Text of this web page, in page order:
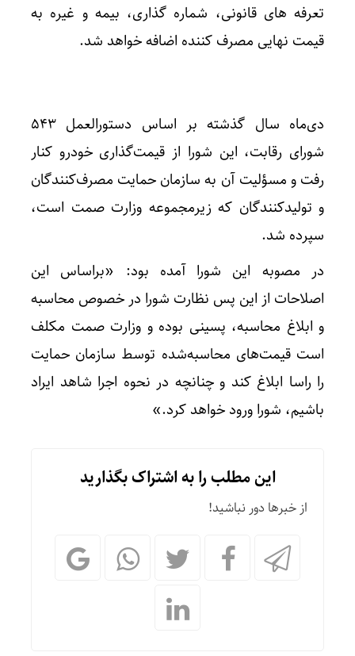
تعرفه های قانونی، شماره گذاری، بیمه و غیره به
قیمت نهایی مصرف کننده اضافه خواهد شد.
دی‌ماه سال گذشته بر اساس دستورالعمل 543
شورای رقابت، این شورا از قیمت‌گذاری خودرو کنار
رفت و مسؤلیت آن به سازمان حمایت مصرف‌کنندگان
و تولیدکنندگان که زیرمجموعه وزارت صمت است،
سپرده شد.
در مصوبه این شورا آمده بود: «براساس این
اصلاحات از این پس نظارت شورا در خصوص محاسبه
و ابلاغ محاسبه، پسینی بوده و وزارت صمت مکلف
است قیمت‌های محاسبه‌شده توسط سازمان حمایت
را راسا ابلاغ کند و چنانچه در نحوه اجرا شاهد ایراد
باشیم، شورا ورود خواهد کرد.»
این مطلب را به اشتراک بگذارید
از خبرها دور نباشید!